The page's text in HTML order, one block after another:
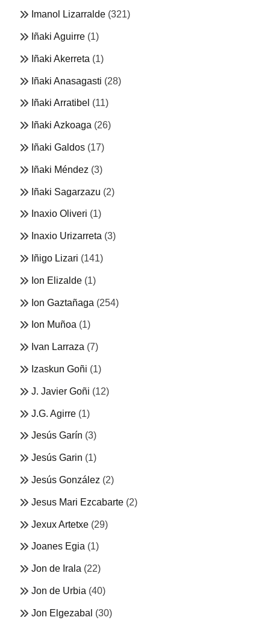
Imanol Lizarralde (321)
Iñaki Aguirre (1)
Iñaki Akerreta (1)
Iñaki Anasagasti (28)
Iñaki Arratibel (11)
Iñaki Azkoaga (26)
Iñaki Galdos (17)
Iñaki Méndez (3)
Iñaki Sagarzazu (2)
Inaxio Oliveri (1)
Inaxio Urizarreta (3)
Iñigo Lizari (141)
Ion Elizalde (1)
Ion Gaztañaga (254)
Ion Muñoa (1)
Ivan Larraza (7)
Izaskun Goñi (1)
J. Javier Goñi (12)
J.G. Agirre (1)
Jesús Garín (3)
Jesús Garin (1)
Jesús González (2)
Jesus Mari Ezcabarte (2)
Jexux Artetxe (29)
Joanes Egia (1)
Jon de Irala (22)
Jon de Urbia (40)
Jon Elgezabal (30)